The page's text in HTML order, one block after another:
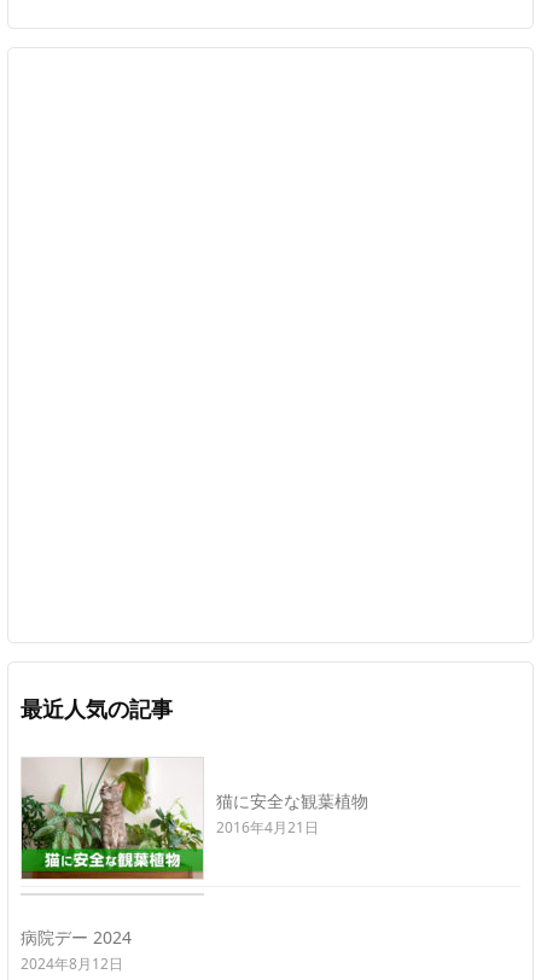
最近人気の記事
猫に安全な観葉植物
2016年4月21日
病院デー 2024
2024年8月12日